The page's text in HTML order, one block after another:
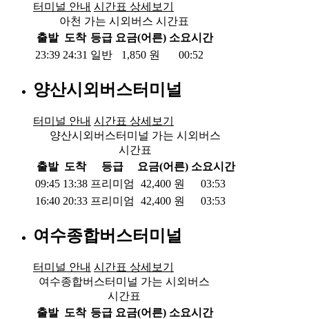
터미널 안내 시간표 상세보기
아천 가는 시외버스 시간표
출발 도착 등급 요금(어른) 소요시간
23:39 24:31 일반 1,850 원 00:52
양산시외버스터미널
터미널 안내 시간표 상세보기
양산시외버스터미널 가는 시외버스
시간표
출발 도착 등급 요금(어른) 소요시간
09:45 13:38 프리미엄 42,400 원
03:53
16:40 20:33 프리미엄 42,400 원 03:53
여수종합버스터미널
터미널 안내 시간표 상세보기
여수종합버스터미널 가는 시외버스
시간표
출발 도착 등급 요금(어른) 소요시간